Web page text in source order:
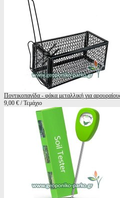
Ποντικοπαγίδα - φάκα μεταλλική για
9,00 € / Τεμάχιο